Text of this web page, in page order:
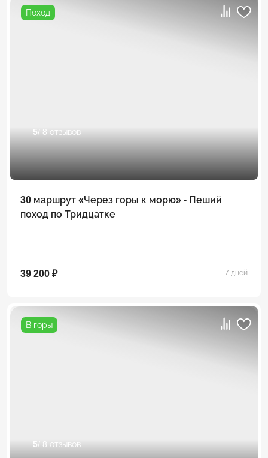
Поход
5/ 8 отзывов
30 маршрут «Через горы к морю» - Пеший
поход по Тридцатке
39 200 ₽ 7 дней
В горы
5/ 8 отзывов